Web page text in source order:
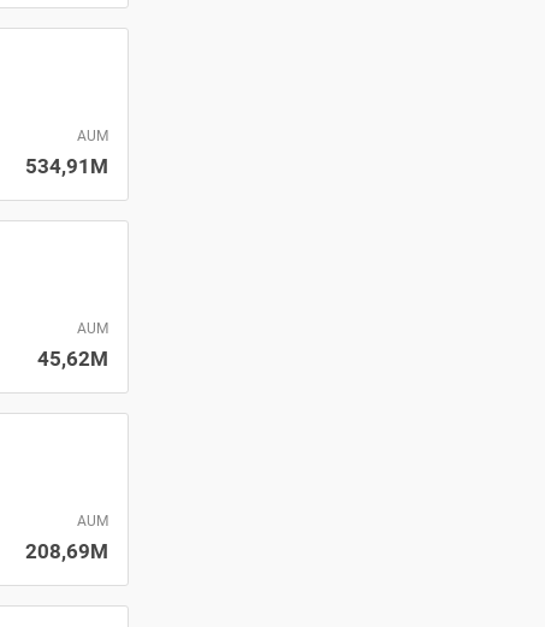
AUM
534,91M
AUM
45,62M
AUM
208,69M